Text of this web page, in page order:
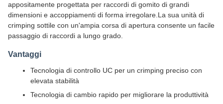
appositamente progettata per raccordi di gomito di grandi
dimensioni e accoppiamenti di forma irregolare.La sua unità di
crimping sottile con un'ampia corsa di apertura consente un facile
passaggio di raccordi a lungo grado.
Vantaggi
Tecnologia di controllo UC per un crimping preciso con
elevata stabilità
Tecnologia di cambio rapido per migliorare la produttività